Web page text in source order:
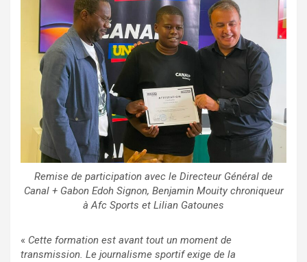
Remise de participation avec le Directeur Général de
Canal + Gabon Edoh Signon, Benjamin Mouity chroniqueur
à Afc Sports et Lilian Gatounes
« Cette formation est avant tout un moment de
transmission. Le journalisme sportif exige de la